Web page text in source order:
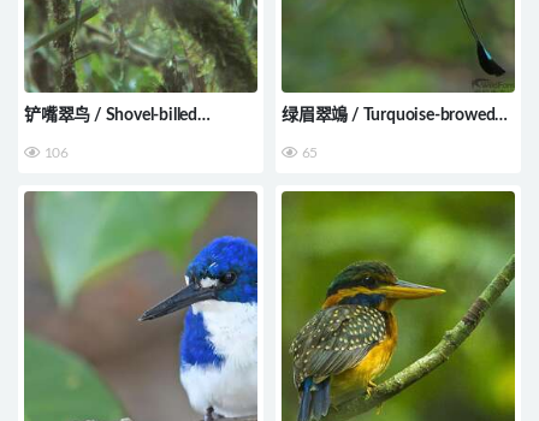
铲嘴翠鸟 / Shovel-billed
106
绿眉翠鴗 / Turquoise-browed
superciliosa
65